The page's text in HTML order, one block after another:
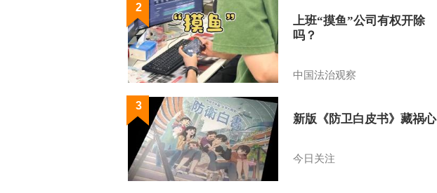
上班“摸鱼”公司有权开除
吗？
中国法治观察
2
新版《防卫白皮书》藏祸心
今日关注
3